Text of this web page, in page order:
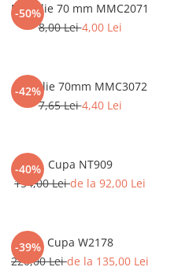
-50%
Medalie 70 mm MMC2071
8,00 Lei4,00 Lei
-42%
Medalie 70mm MMC3072
7,65 Lei4,40 Lei
-40% Cupa NT909
154,00 Leide la 92,00 Lei
-39% Cupa W2178
220,00 Leide la 135,00 Lei